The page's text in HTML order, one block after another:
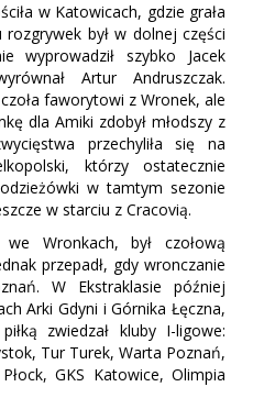
w Katowicach, gdzie grała
był w dolnej części
wyprowadził szybko Jacek
Artur Andruszczak.
faworytowi z Wronek, ale
dla Amiki zdobył młodszy z
przechyliła się na
którzy ostatecznie
w tamtym sezonie
w starciu z Cracovią.
Wronkach, był czołową
przepadł, gdy wronczanie
W Ekstraklasie później
Arki Gdyni i Górnika Łęczna,
zwiedzał kluby I-ligowe:
Tur Turek, Warta Poznań,
GKS Katowice, Olimpia